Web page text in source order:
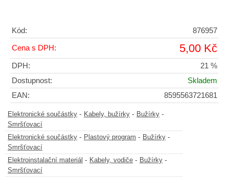
Kód: 876957
Cena s DPH: 5,00 Kč
DPH:
21 %
Dostupnost:
Skladem
EAN:
8595563721681
Elektronické součástky - Kabely, bužírky - Bužírky -
Smršťovací
Elektronické součástky - Plastový program - Bužírky -
Smršťovací
Elektroinstalační materiál - Kabely, vodiče - Bužírky -
Smršťovací